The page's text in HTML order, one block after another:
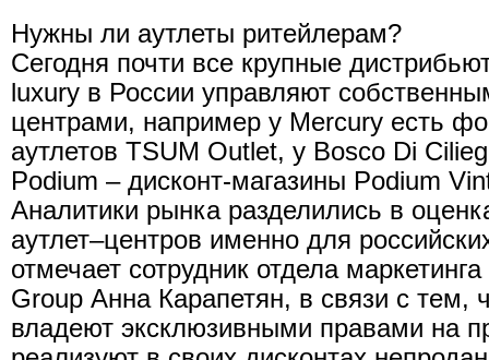
Нужны ли аутлеты ритейлерам?
Сегодня почти все крупные
luxury в России управляют
центрами, например у Mercury есть
аутлетов TSUM Outlet, у Bosco Di
Podium – дисконт-магазины Podium
Аналитики рынка разделились в
аутлет–центров именно для
отмечает сотрудник отдела
Group Анна Карапетян, в связи с тем,
владеют эксклюзивными правами на